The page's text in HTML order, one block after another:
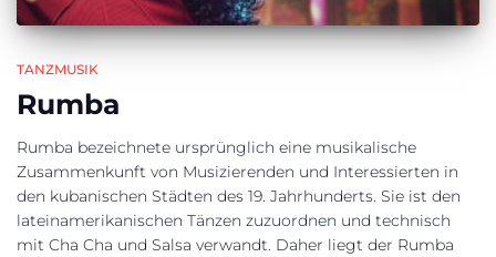
TANZMUSIK
Rumba
Rumba bezeichnete ursprünglich eine musikalische
Zusammenkunft von Musizierenden und Interessierten in
den kubanischen Städten des 19. Jahrhunderts. Sie ist den
lateinamerikanischen Tänzen zuzuordnen und technisch
mit Cha Cha und Salsa verwandt. Daher liegt der Rumba